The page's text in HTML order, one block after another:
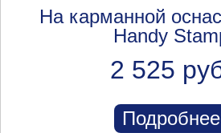
На карманной
Handy
2 525
Подробнее